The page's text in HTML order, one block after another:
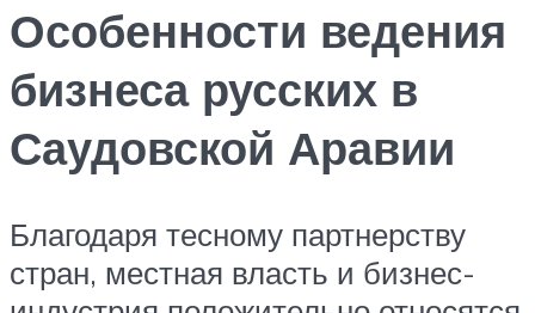
Особенности ведения
бизнеса русских в
Саудовской Аравии
Благодаря тесному партнерству
стран, местная власть и бизнес-